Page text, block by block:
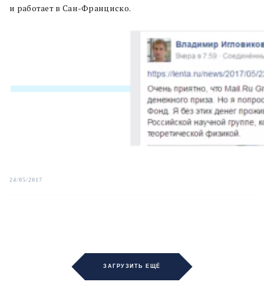
и работает в Сан-Франциско.
24/05/2017
ЗАГРУЗИТЬ ЕЩЁ